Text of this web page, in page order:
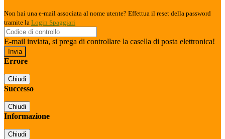
Non hai una e-mail associata al nome utente? Effettua il reset della password
tramite la Login Spaggiari
E-mail inviata, si prega di controllare la casella di posta elettronica!
Errore
Chiudi
Successo
Chiudi
Informazione
Chiudi